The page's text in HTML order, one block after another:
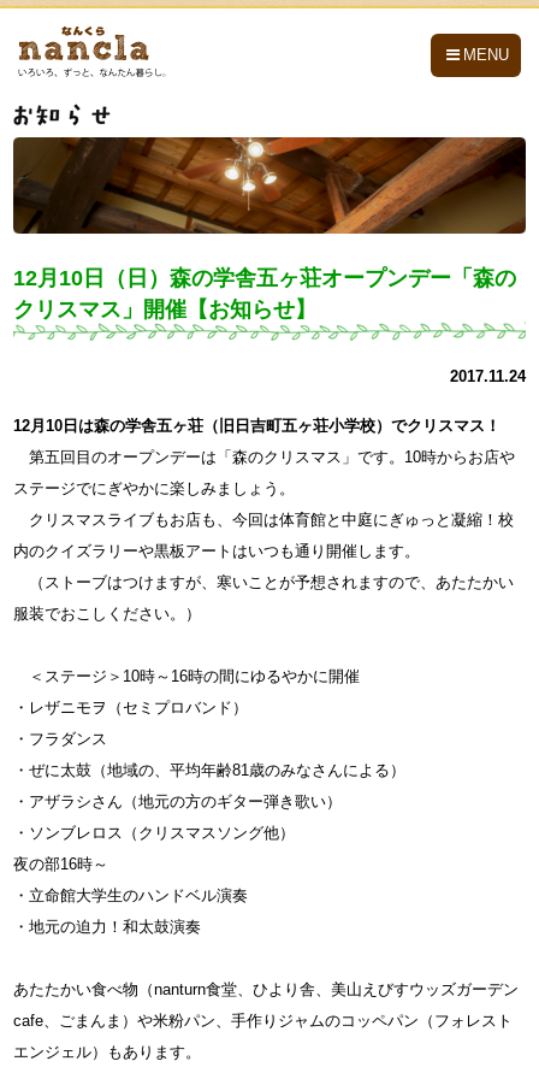
MENU
12月10日（日）森の学舎五ヶ荘オープンデー「森の
クリスマス」開催【お知らせ】
2017.11.24
12月10日は森の学舎五ヶ荘（旧日吉町五ヶ荘小学校）でクリスマス！
第五回目のオープンデーは「森のクリスマス」です。10時からお店や
ステージでにぎやかに楽しみましょう。
クリスマスライブもお店も、今回は体育館と中庭にぎゅっと凝縮！校
内のクイズラリーや黒板アートはいつも通り開催します。
（ストーブはつけますが、寒いことが予想されますので、あたたかい
服装でおこしください。）
＜ステージ＞10時～16時の間にゆるやかに開催
・レザニモヲ（セミプロバンド）
・フラダンス
・ぜに太鼓（地域の、平均年齢81歳のみなさんによる）
・アザラシさん（地元の方のギター弾き歌い）
・ソンブレロス（クリスマスソング他）
夜の部16時～
・立命館大学生のハンドベル演奏
・地元の迫力！和太鼓演奏
あたたかい食べ物（nanturn食堂、ひより舎、美山えびすウッズガーデン
cafe、ごまんま）や米粉パン、手作りジャムのコッペパン（フォレスト
エンジェル）もあります。